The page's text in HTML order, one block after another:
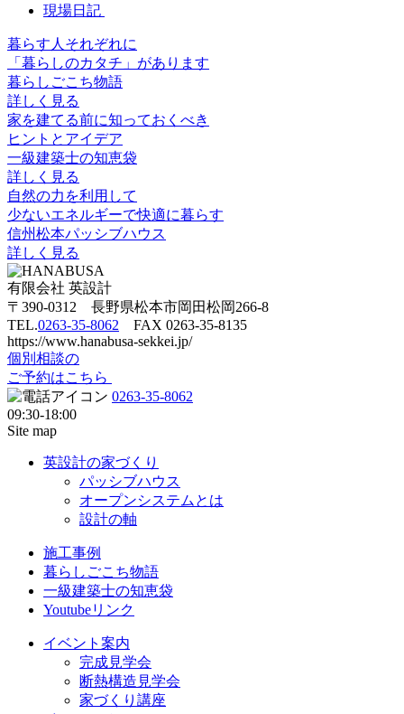
現場日記
暮らす人それぞれに
「暮らしのカタチ」があります
暮らしごこち物語
詳しく見る
家を建てる前に知っておくべき
ヒントとアイデア
一級建築士の知恵袋
詳しく見る
自然の力を利用して
少ないエネルギーで快適に暮らす
信州松本パッシブハウス
詳しく見る
有限会社 英設計
〒390-0312 長野県松本市岡田松岡266-8
TEL.0263-35-8062 FAX 0263-35-8135
https://www.hanabusa-sekkei.jp/
個別相談の
ご予約はこちら
0263-35-8062
09:30-18:00
Site map
英設計の家づくり
パッシブハウス
オープンシステムとは
設計の軸
施工事例
暮らしごこち物語
一級建築士の知恵袋
Youtubeリンク
イベント案内
完成見学会
断熱構造見学会
家づくり講座